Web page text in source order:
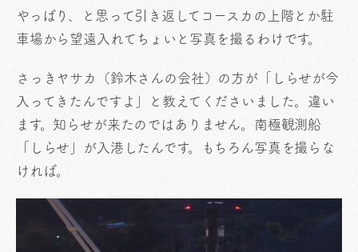
やっぱり、と思って引き返してコースカの上階とか駐
車場から望遠入れてちょいと写真を撮るわけです。
さっきヤサカ（鈴木さんの会社）の方が「しらせが今
入ってきたんですよ」と教えてくださいました。違い
ます。知らせが来たのではありません。南極観測船
「しらせ」が入港したんです。もちろん写真を撮らな
ければ。